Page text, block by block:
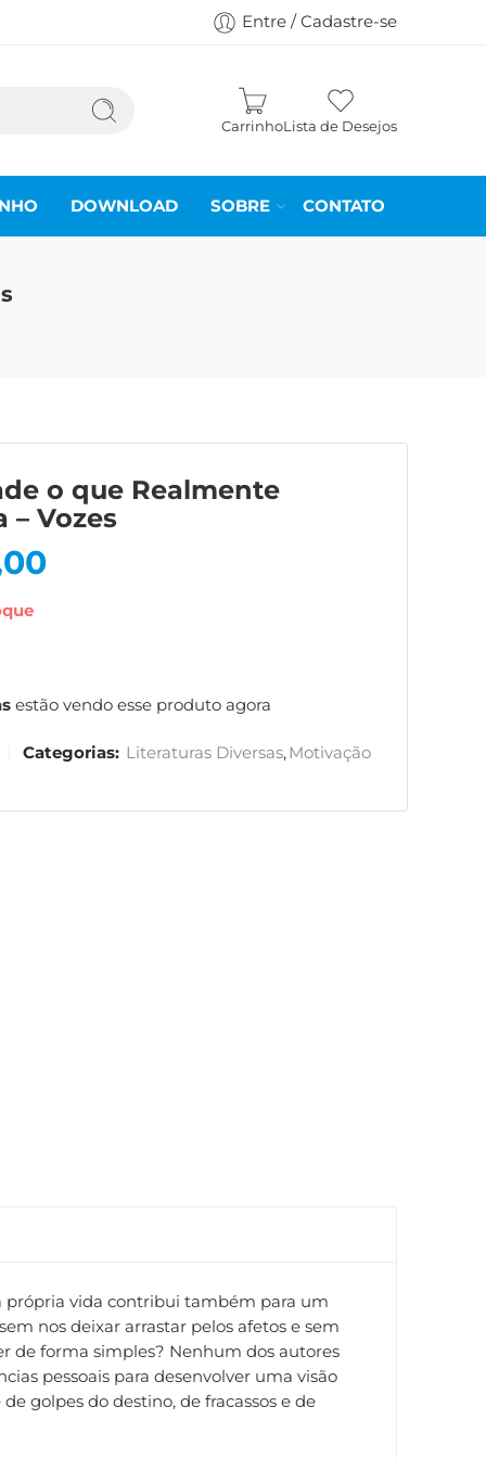
Entre / Cadastre-se
CarrinhoLista de Desejos
DOWNLOAD SOBRE CONTATO
o que Realmente
– Vozes
estão vendo esse produto agora
Categorias: Literaturas Diversas,Motivação
própria vida contribui também para um
nos deixar arrastar pelos afetos e sem
de forma simples? Nenhum dos autores
pessoais para desenvolver uma visão
golpes do destino, de fracassos e de